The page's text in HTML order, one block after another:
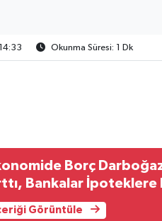
Okunma Süresi: 1 Dk
Borç
Bankalar İpoteklere
Görüntüle